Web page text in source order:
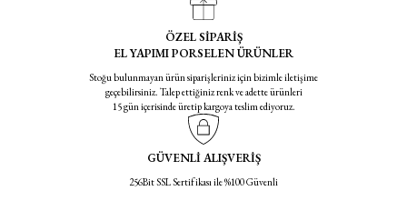
ÖZEL SİPARİŞ
EL YAPIMI PORSELEN ÜRÜNLER
Stoğu bulunmayan ürün siparişleriniz için bizimle iletişime
geçebilirsiniz. Talep ettiğiniz renk ve adette ürünleri
15 gün içerisinde üretip kargoya teslim ediyoruz.
GÜVENLİ ALIŞVERİŞ
256Bit SSL Sertifikası ile %100 Güvenli